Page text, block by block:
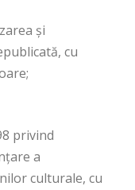
și
cu
privind
a
culturale, cu